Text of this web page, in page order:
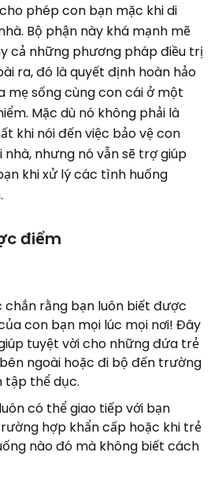
phép con bạn mặc khi di
Bộ phận này khá mạnh mẽ
cả những phương pháp điều trị
ra, đó là quyết định hoàn hảo
mẹ sống cùng con cái ở một
Mặc dù nó không phải là
khi nói đến việc bảo vệ con
nhà, nhưng nó vẫn sẽ trợ giúp
khi xử lý các tình huống
điểm
chắn rằng bạn luôn biết được
con bạn mọi lúc mọi nơi! Đây
tuyệt vời cho những đứa trẻ
ngoài hoặc đi bộ đến trường
thể dục.
có thể giao tiếp với bạn
hợp khẩn cấp hoặc khi trẻ
nào đó mà không biết cách